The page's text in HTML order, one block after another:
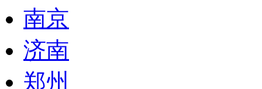
南京
济南
郑州